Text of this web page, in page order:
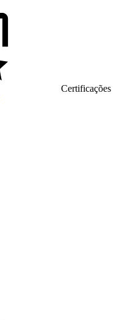
Certificações